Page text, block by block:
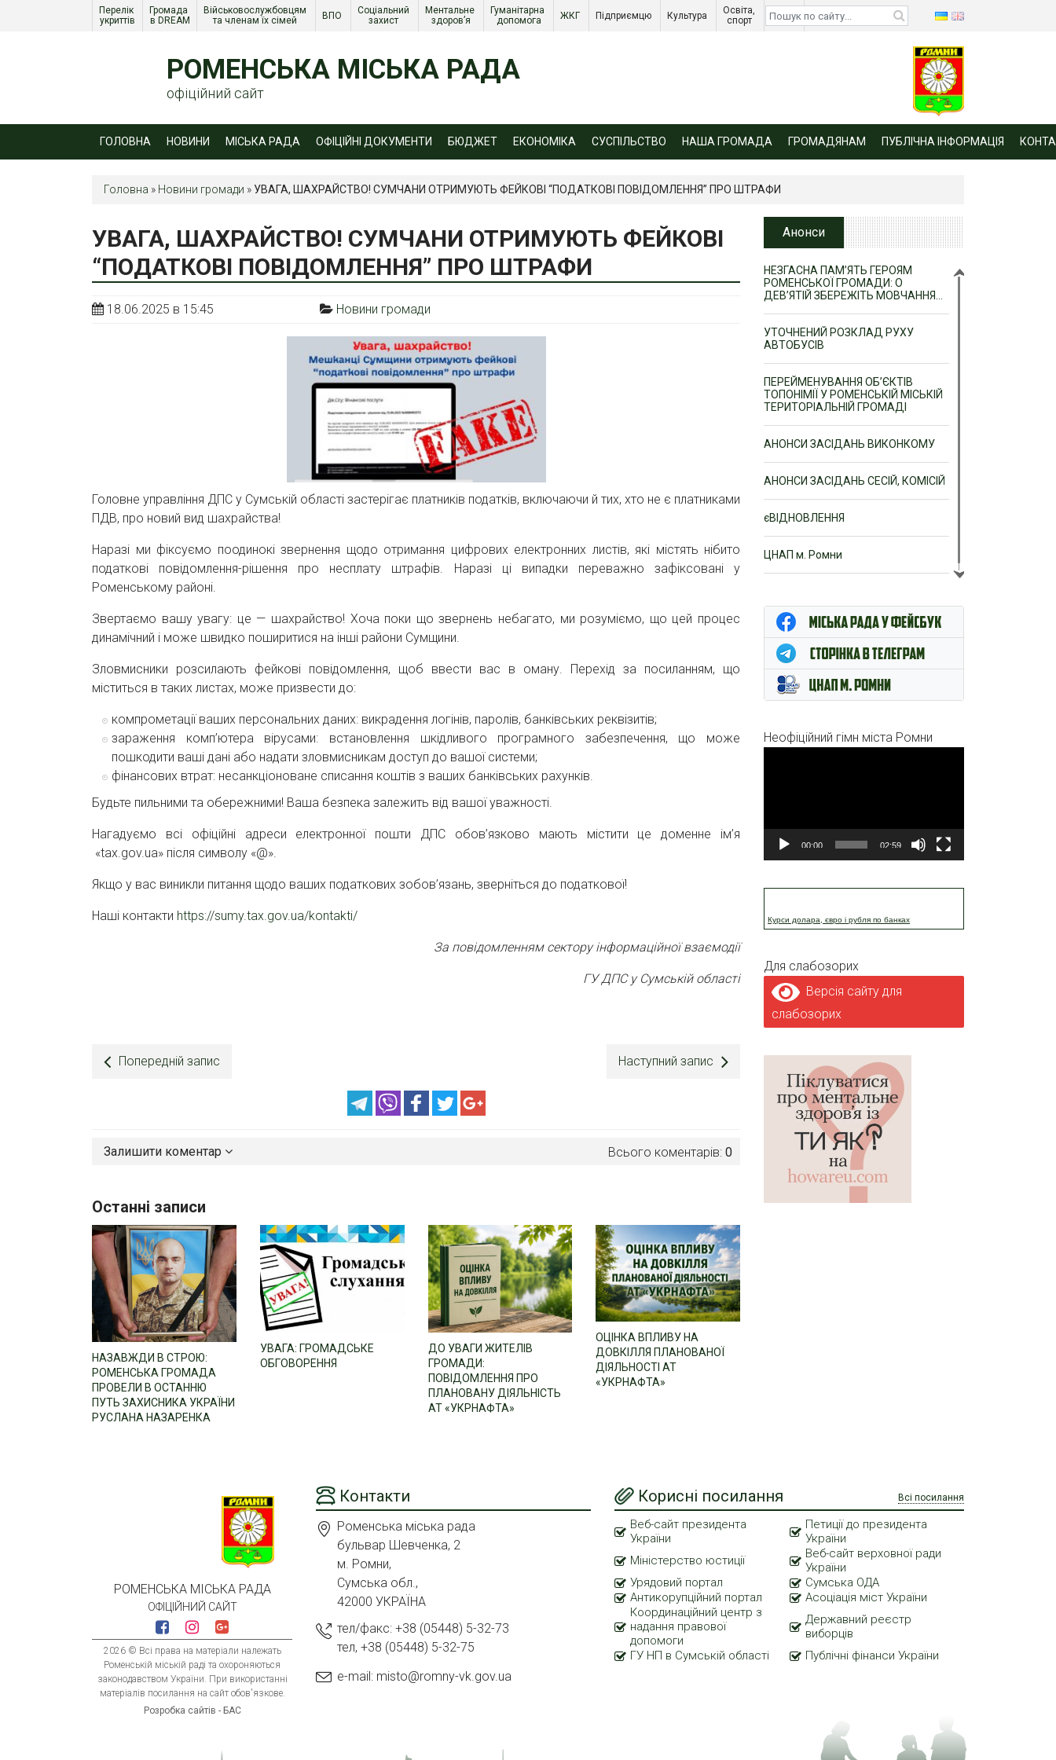
Перелік
укриттів
Громада
в DREAM
Військовослужбовцям
та членам їх сімей
ВПО
Соціальний
захист
Ментальне
здоров’я
Гуманітарна
допомога
ЖКГ Підприємцю Культура
Освіта,
спорт
Діти
війни
РОМЕНСЬКА МІСЬКА РАДА
офіційний сайт
ГОЛОВНА НОВИНИ МІСЬКА РАДА ОФІЦІЙНІ ДОКУМЕНТИ БЮДЖЕТ ЕКОНОМІКА СУСПІЛЬСТВО НАША ГРОМАДА ГРОМАДЯНАМ ПУБЛІЧНА ІНФОРМАЦІЯ
Головна » Новини громади » УВАГА, ШАХРАЙСТВО! СУМЧАНИ ОТРИМУЮТЬ ФЕЙКОВІ “ПОДАТКОВІ ПОВІДОМЛЕННЯ” ПРО ШТРАФИ
УВАГА, ШАХРАЙСТВО! СУМЧАНИ ОТРИМУЮТЬ ФЕЙКОВІ
“ПОДАТКОВІ ПОВІДОМЛЕННЯ” ПРО ШТРАФИ
18.06.2025 в 15:45 Новини громади
Головне управління ДПС у Сумській області застерігає платників податків, включаючи й тих, хто не є платниками
ПДВ, про новий вид шахрайства!
Наразі ми фіксуємо поодинокі звернення щодо отримання цифрових електронних листів, які містять нібито
податкові повідомлення-рішення про несплату штрафів. Наразі ці випадки переважно зафіксовані у
Роменському районі.
Звертаємо вашу увагу: це — шахрайство! Хоча поки що звернень небагато, ми розуміємо, що цей процес
динамічний і може швидко поширитися на інші райони Сумщини.
Зловмисники розсилають фейкові повідомлення, щоб ввести вас в оману. Перехід за посиланням, що
міститься в таких листах, може призвести до:
компрометації ваших персональних даних: викрадення логінів, паролів, банківських реквізитів;
зараження комп’ютера вірусами: встановлення шкідливого програмного забезпечення, що може
пошкодити ваші дані або надати зловмисникам доступ до вашої системи;
фінансових втрат: несанкціоноване списання коштів з ваших банківських рахунків.
Будьте пильними та обережними! Ваша безпека залежить від вашої уважності.
Нагадуємо всі офіційні адреси електронної пошти ДПС обов’язково мають містити це доменне ім’я
«tax.gov.ua» після символу «@».
Якщо у вас виникли питання щодо ваших податкових зобов’язань, зверніться до податкової!
Наші контакти https://sumy.tax.gov.ua/kontakti/
За повідомленням сектору інформаційної взаємодії
ГУ ДПС у Сумській області
Попередній запис Наступний запис
Всього коментарів: 0
Залишити коментар
Останні записи
НАЗАВЖДИ В СТРОЮ:
РОМЕНСЬКА ГРОМАДА
ПРОВЕЛИ В ОСТАННЮ
ПУТЬ ЗАХИСНИКА УКРАЇНИ
РУСЛАНА НАЗАРЕНКА
УВАГА: ГРОМАДСЬКЕ
ОБГОВОРЕННЯ
ДО УВАГИ ЖИТЕЛІВ
ГРОМАДИ:
ПОВІДОМЛЕННЯ ПРО
ПЛАНОВАНУ ДІЯЛЬНІСТЬ
АТ «УКРНАФТА»
ОЦІНКА ВПЛИВУ НА
ДОВКІЛЛЯ ПЛАНОВАНОЇ
ДІЯЛЬНОСТІ АТ
«УКРНАФТА»
Анонси
НЕЗГАСНА ПАМ’ЯТЬ ГЕРОЯМ
РОМЕНСЬКОЇ ГРОМАДИ: О
ДЕВ’ЯТІЙ ЗБЕРЕЖІТЬ МОВЧАННЯ…
УТОЧНЕНИЙ РОЗКЛАД РУХУ
АВТОБУСІВ
ПЕРЕЙМЕНУВАННЯ ОБ’ЄКТІВ
ТОПОНІМІЇ У РОМЕНСЬКІЙ МІСЬКІЙ
ТЕРИТОРІАЛЬНІЙ ГРОМАДІ
АНОНСИ ЗАСІДАНЬ ВИКОНКОМУ
АНОНСИ ЗАСІДАНЬ СЕСІЙ, КОМІСІЙ
єВІДНОВЛЕННЯ
ЦНАП м. Ромни
Неофіційний гімн міста Ромни
00:00 02:59
Курси долара, євро і рубля по банках
Для слабозорих
Версія сайту для
слабозорих
РОМЕНСЬКА МІСЬКА РАДА
ОФІЦІЙНИЙ САЙТ
2026 © Всі права на матеріали належать
Роменській міській раді та охороняються
законодавством України. При використанні
матеріалів посилання на сайт обов'язкове.
Розробка сайтів - БАС
Контакти
Роменська міська рада
бульвар Шевченка, 2
м. Ромни,
Сумська обл.,
42000 УКРАЇНА
тел/факс: +38 (05448) 5-32-73
тел, +38 (05448) 5-32-75
e-mail: misto@romny-vk.gov.ua
Корисні посилання Всі посилання
Веб-сайт президента
України
Петиції до президента
України
Міністерство юстиції
Веб-сайт верховної ради
України
Урядовий портал
Сумська ОДА
Антикорупційний портал
Асоціація міст України
Координаційний центр з
надання правової
допомоги
Державний реєстр
виборців
ГУ НП в Сумській області
Публічні фінанси України